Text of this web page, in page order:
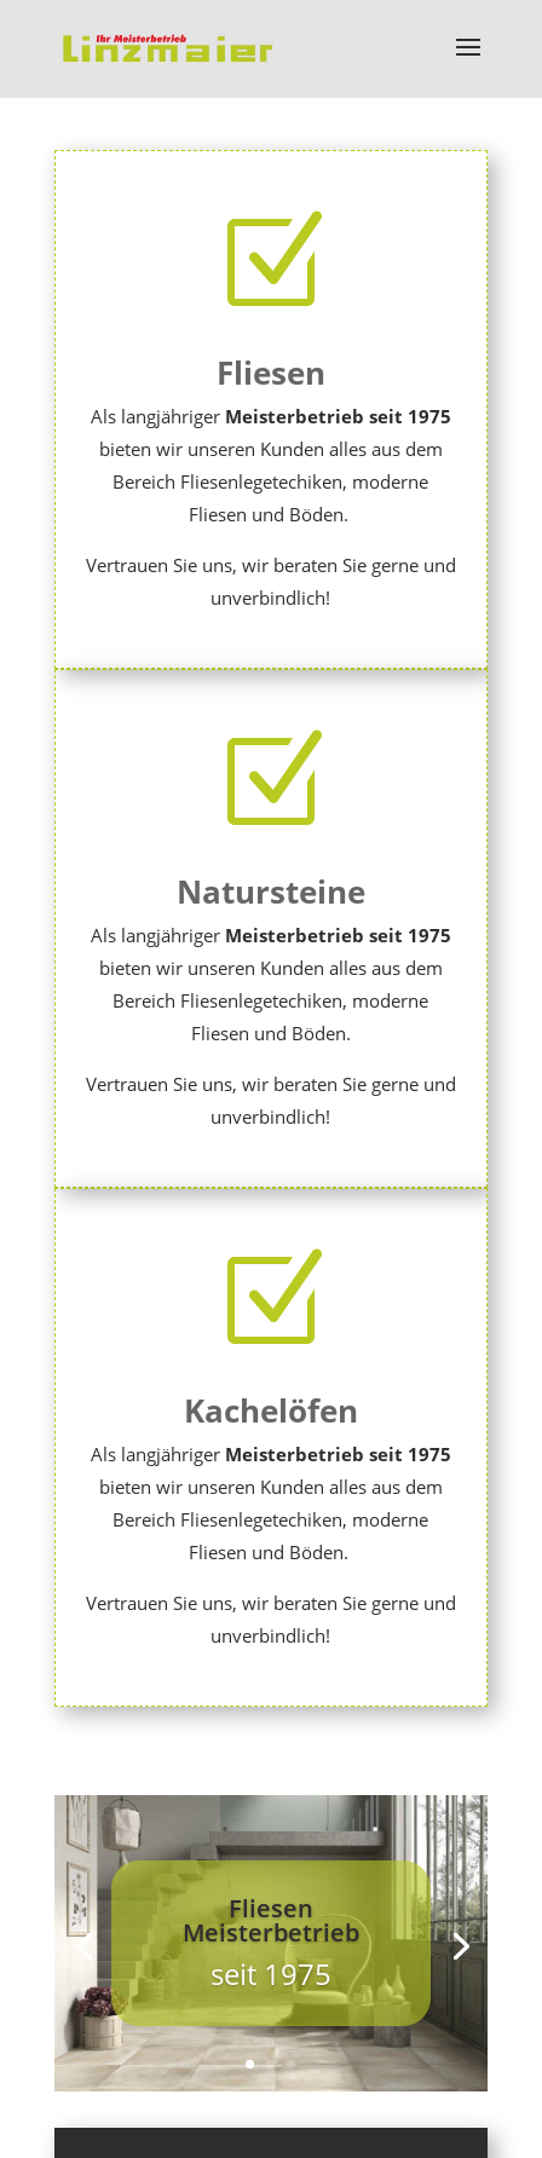
Z
Fliesen
Als langjähriger Meisterbetrieb seit 1975
bieten wir unseren Kunden alles aus dem
Bereich Fliesenlegetechiken, moderne
Fliesen und Böden.
Vertrauen Sie uns, wir beraten Sie gerne und
unverbindlich!
Z
Natursteine
Als langjähriger Meisterbetrieb seit 1975
bieten wir unseren Kunden alles aus dem
Bereich Fliesenlegetechiken, moderne
Fliesen und Böden.
Vertrauen Sie uns, wir beraten Sie gerne und
unverbindlich!
Z
Kachelöfen
Als langjähriger Meisterbetrieb seit 1975
bieten wir unseren Kunden alles aus dem
Bereich Fliesenlegetechiken, moderne
Fliesen und Böden.
Vertrauen Sie uns, wir beraten Sie gerne und
unverbindlich!
Fliesen
Meisterbetrieb
seit 1975